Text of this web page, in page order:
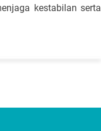
kestabilan serta